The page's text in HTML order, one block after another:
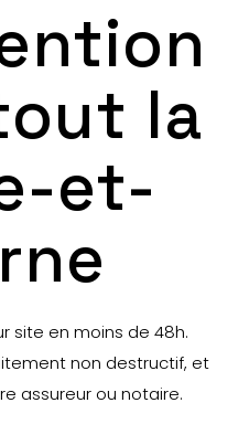
la
et-
site en moins de 48h.
non destructif, et
assureur ou notaire.